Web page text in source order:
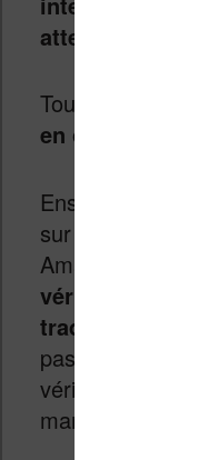
attention
Tout d’abord,
le
en charge
Ensuite, on peut
sur
Amazon,
les
vérifiés afin de
traduction est
pas vraiment
vérification est
manuel, réalisé